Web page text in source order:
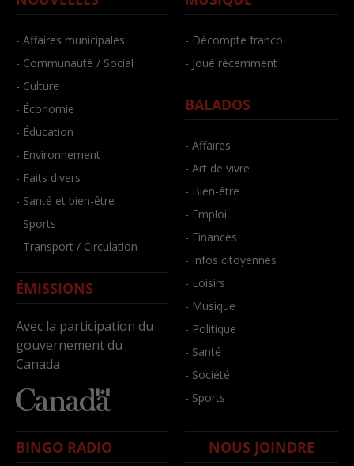
- Affaires municipales
- Communauté / Social
- Culture
- Économie
- Éducation
- Environnement
- Faits divers
- Santé et bien-être
- Sports
- Transport / Circulation
ÉMISSIONS
Avec la participation du
gouvernement du
Canada
- Décompte franco
- Joué récemment
BALADOS
- Affaires
- Art de vivre
- Bien-être
- Emploi
- Finances
- Infos citoyennes
- Loisirs
- Musique
- Politique
- Santé
- Société
- Sports
BINGO RADIO NOUS JOINDRE